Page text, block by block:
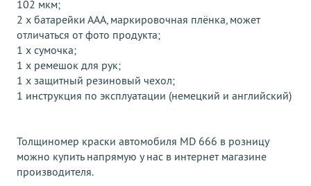
102 мкм;
2 х батарейки ААА, маркировочная плёнка, может
отличаться от фото продукта;
1 х сумочка;
1 х ремешок для рук;
1 х защитный резиновый чехол;
1 инструкция по эксплуатации (немецкий и английский)
Толщиномер краски автомобиля MD 666 в розницу
можно купить напрямую у нас в интернет магазине
производителя.